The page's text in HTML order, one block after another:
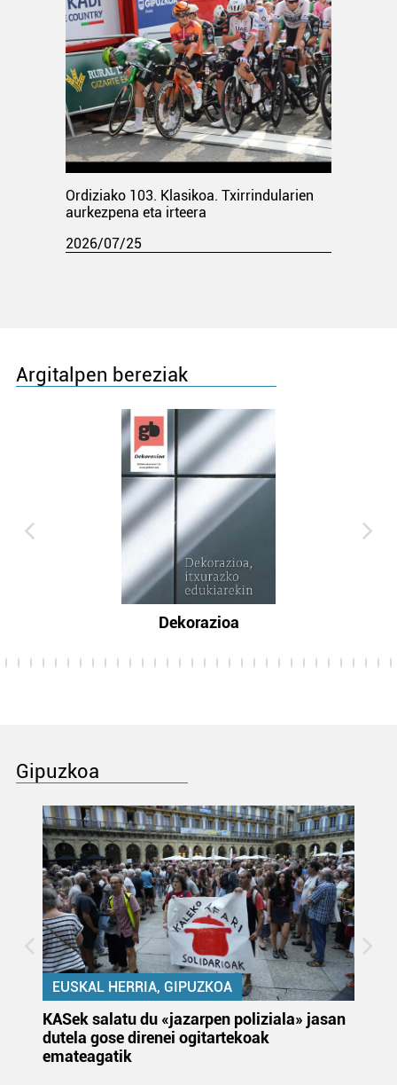
Ordiziako 103. Klasikoa. Txirrindularien
aurkezpena eta irteera
2026/07/25
Argitalpen bereziak
Dekorazioa
Gipuzkoa
EUSKAL HERRIA, GIPUZKOA
KASek salatu du «jazarpen poliziala» jasan
dutela gose direnei ogitartekoak
emateagatik